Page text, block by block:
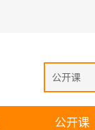
公开课
公开课